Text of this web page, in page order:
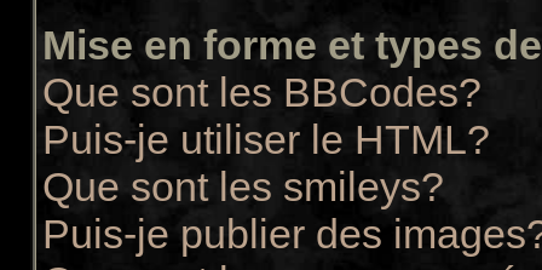
Mise en forme et types
Que sont les BBCodes?
Puis-je utiliser le HTML?
Que sont les smileys?
Puis-je publier des